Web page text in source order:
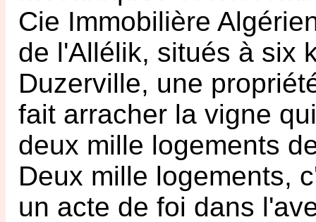
Cie Immobilière
de l'Allélik, situés à six
Duzerville, une
fait arracher la vigne
deux mille logements
Deux mille logements,
un acte de foi dans